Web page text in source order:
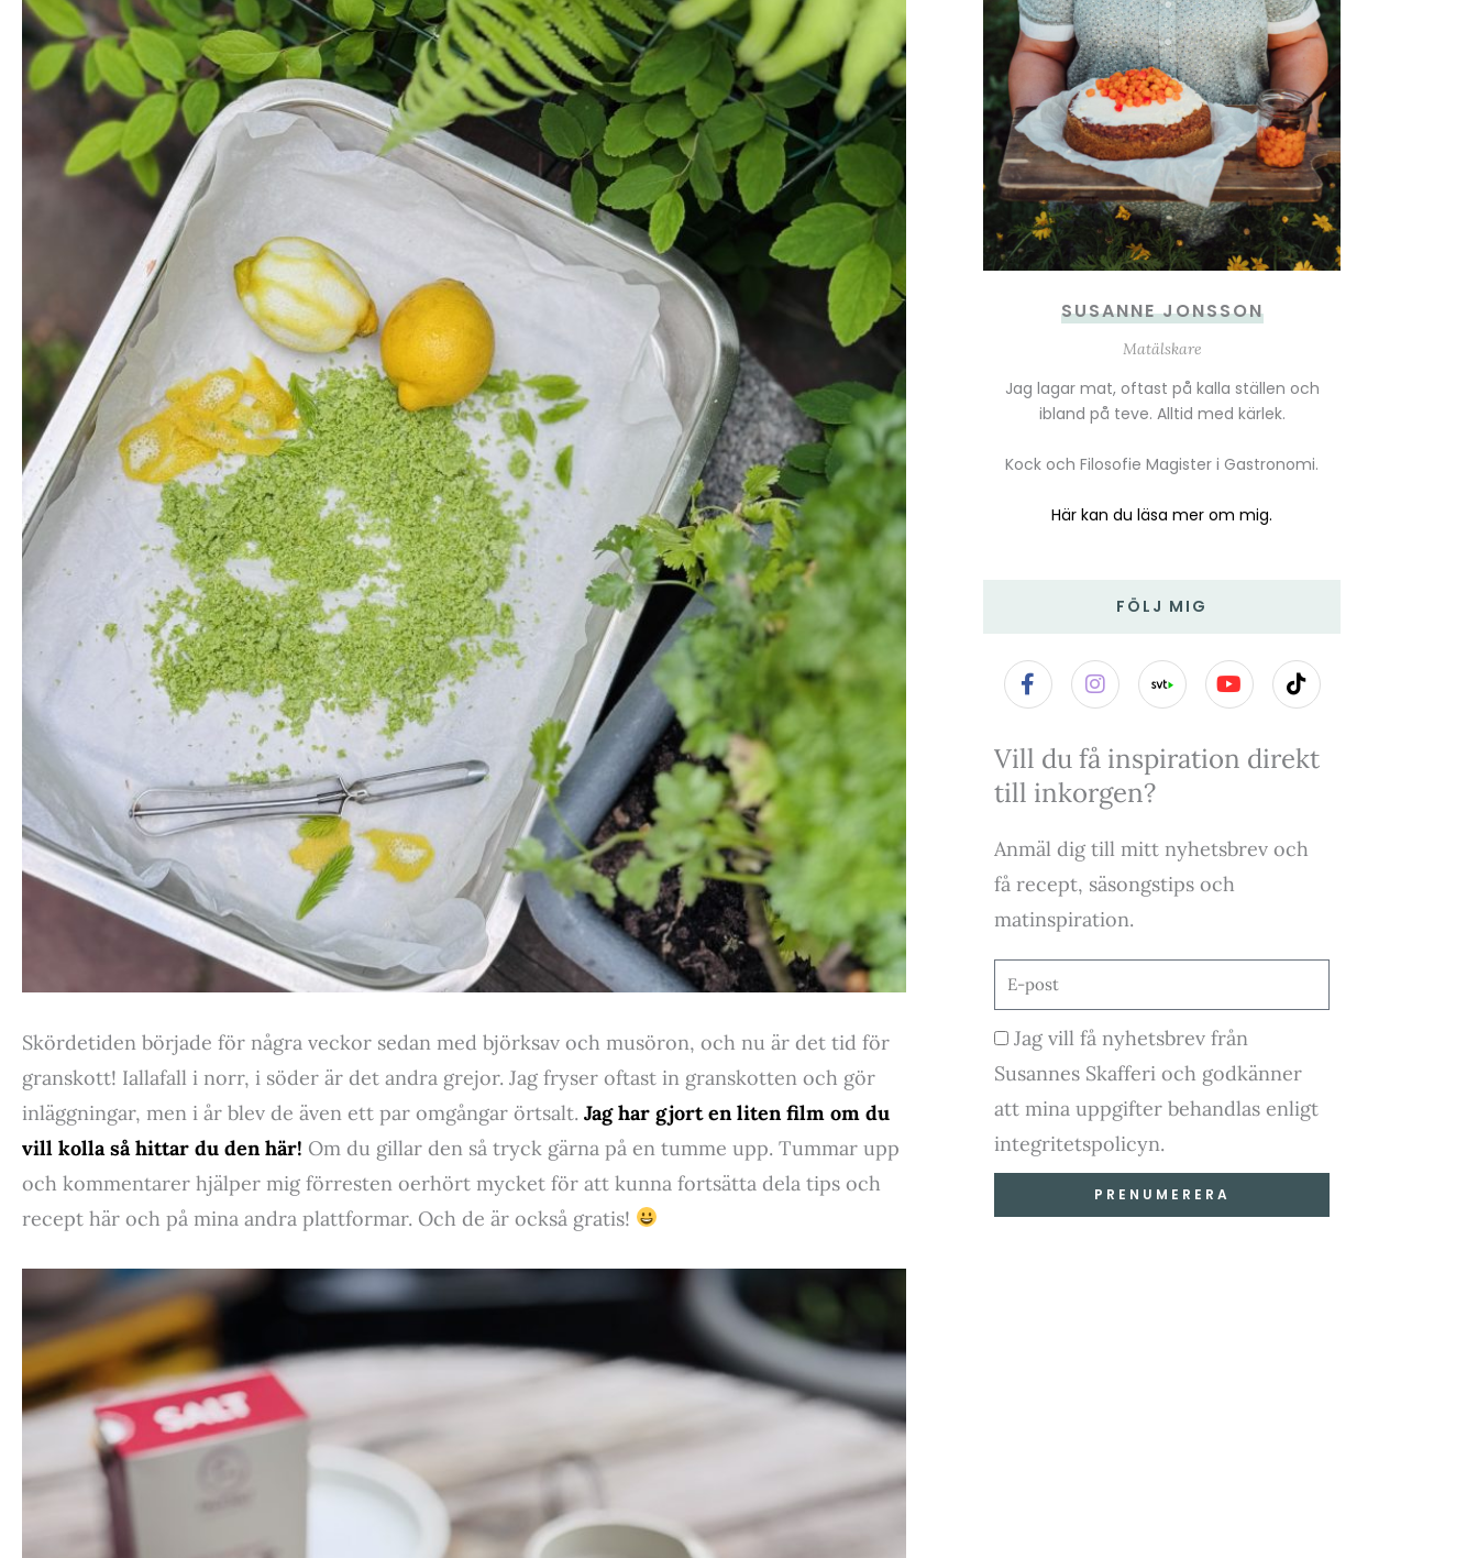
Skördetiden började för några veckor sedan med björksav och musöron, och nu är det tid för
granskott! Iallafall i norr, i söder är det andra grejor. Jag fryser oftast in granskotten och gör
inläggningar, men i år blev de även ett par omgångar örtsalt. Jag har gjort en liten film om du
vill kolla så hittar du den här! Om du gillar den så tryck gärna på en tumme upp. Tummar upp
och kommentarer hjälper mig förresten oerhört mycket för att kunna fortsätta dela tips och
recept här och på mina andra plattformar. Och de är också gratis!
SUSANNE JONSSON
Matälskare
Jag lagar mat, oftast på kalla ställen och
ibland på teve. Alltid med kärlek.
Kock och Filosofie Magister i Gastronomi.
Här kan du läsa mer om mig.
FÖLJ MIG
F
a
c
b
o
o
-
I
n
s
a
r
m
Y
o
u
u
T
i
k
o
Vill du få inspiration direkt
till inkorgen?
Anmäl dig till mitt nyhetsbrev och
få recept, säsongstips och
matinspiration.
E-
post
Godkännande
Jag vill få nyhetsbrev från
Susannes Skafferi och godkänner
att mina uppgifter behandlas enligt
integritetspolicyn.
PRENUMERERA